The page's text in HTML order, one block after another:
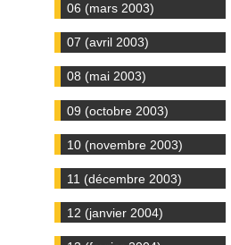
06 (mars 2003)
07 (avril 2003)
08 (mai 2003)
09 (octobre 2003)
10 (novembre 2003)
11 (décembre 2003)
12 (janvier 2004)